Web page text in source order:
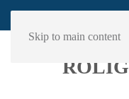
Skip to main content
ALLTID FRI